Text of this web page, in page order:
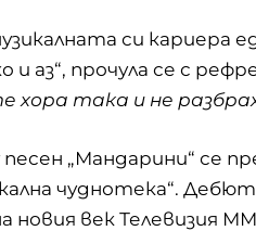
си кариера
аз“, прочула се с
хора така и не
„Мандарини“ се
чуднотека“.
новия век Телевизия